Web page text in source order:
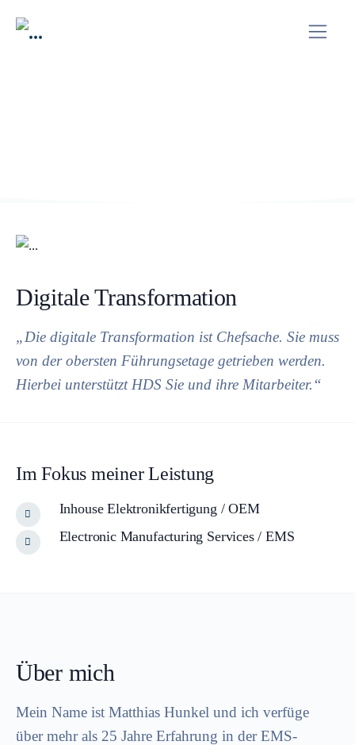
Digitale Transformation
„Die digitale Transformation ist Chefsache. Sie muss
von der obersten Führungsetage getrieben werden.
Hierbei unterstützt HDS Sie und ihre Mitarbeiter.“
Im Fokus meiner Leistung
Inhouse Elektronikfertigung / OEM
Electronic Manufacturing Services / EMS
Über mich
Mein Name ist Matthias Hunkel und ich verfüge
über mehr als 25 Jahre Erfahrung in der EMS-